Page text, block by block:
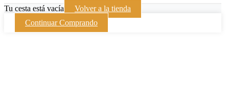
Tu cesta está vacía
Volver a la tienda
Continuar Comprando